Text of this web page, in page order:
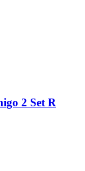
2 Set R